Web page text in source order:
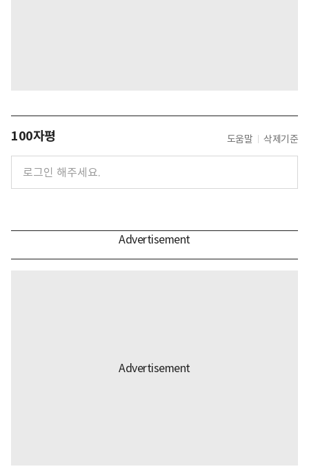
100자평 도움말 삭제기준